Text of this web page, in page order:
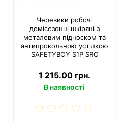
Черевики робочі
демісезонні шкіряні з
металевим підноском та
антипрокольною устілкою
SAFETYBOY S1P SRC
1 215.00 грн.
В наявності